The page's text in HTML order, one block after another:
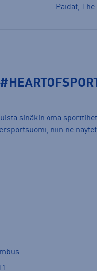
Paidat,
sinäkin oma
niin ne